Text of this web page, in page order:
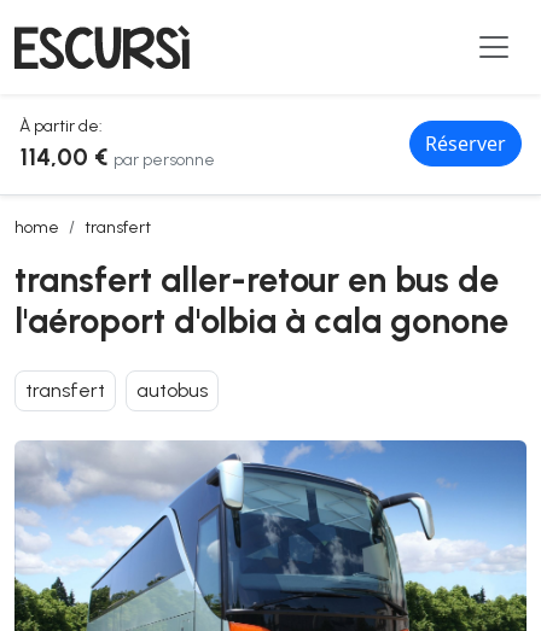
À partir de:
114,00 € par personne
Réserver
home transfert
transfert aller-retour en bus de l'aéroport d'olbia à cala gonone
transfert aller-retour en bus de
l'aéroport d'olbia à cala gonone
transfert autobus